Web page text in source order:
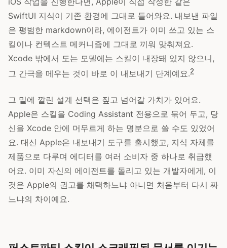
SwiftUI 지식이 기존 환경에 그대로 들어와요. 내보낸 파일
은 평범한 markdown이라, 에이전트가 이미 쓰고 있는 스
킬이나 컨텍스트 메커니즘에 그대로 끼워 맞춰져요.
Xcode 밖에서 도는 모델에는 스킬이 내장돼 있지 않으니,
그 간극을 메우는 것이 바로 이 내보내기 단계예요.2
그 밑에 깔린 설계 선택은 짚고 넘어갈 가치가 있어요.
Apple은 스킬을 Coding Assistant 전용으로 묶어 두고, 당
신을 Xcode 안에 머무르게 하는 명분으로 쓸 수도 있었어
요. 대신 Apple은 내보내기 도구를 출시했고, 지식 자체를
제품으로 다루며 에디터를 여러 소비자 중 하나로 취급했
어요. 이미 자신의 에이전트를 돌리고 있는 개발자에게, 이
것은 Apple의 권고를 채택하느냐 아니면 처음부터 다시 짜
느냐의 차이예요.